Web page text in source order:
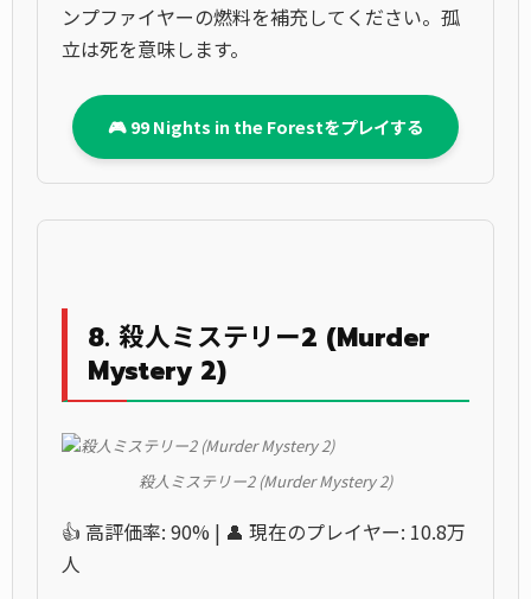
ンプファイヤーの燃料を補充してください。孤
立は死を意味します。
🎮 99 Nights in the Forestをプレイする
8. 殺人ミステリー2 (Murder
Mystery 2)
殺人ミステリー2 (Murder Mystery 2)
👍 高評価率: 90% | 👤 現在のプレイヤー: 10.8万
人